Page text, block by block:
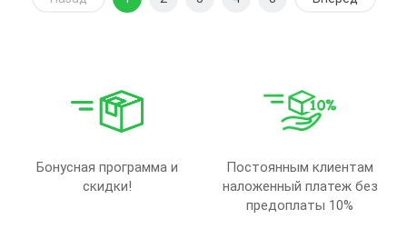
Бонусная программа и
скидки!
Постоянным клиентам
наложенный платеж без
предоплаты 10%